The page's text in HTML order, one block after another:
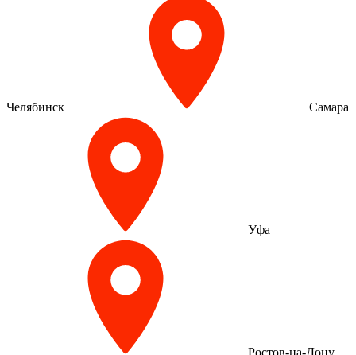
Челябинск Самара
Уфа
Ростов-на-Дону